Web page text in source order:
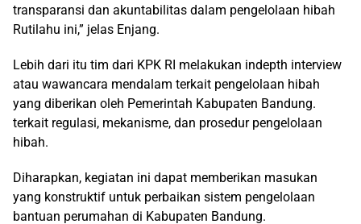
transparansi dan akuntabilitas dalam pengelolaan hibah
Rutilahu ini,” jelas Enjang.
Lebih dari itu tim dari KPK RI melakukan indepth interview
atau wawancara mendalam terkait pengelolaan hibah
yang diberikan oleh Pemerintah Kabupaten Bandung.
terkait regulasi, mekanisme, dan prosedur pengelolaan
hibah.
Diharapkan, kegiatan ini dapat memberikan masukan
yang konstruktif untuk perbaikan sistem pengelolaan
bantuan perumahan di Kabupaten Bandung.